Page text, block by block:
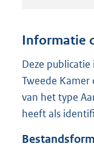
Informatie
Deze
Tweede Kamer
van het type
heeft als